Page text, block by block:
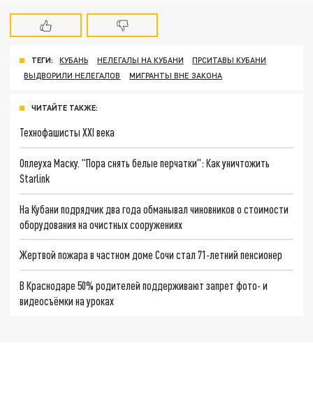
ТЕГИ: КУБАНЬ НЕЛЕГАЛЫ НА КУБАНИ
ПРСИТАВЫ КУБАНИ
ВЫДВОРИЛИ НЕЛЕГАЛОВ
МИГРАНТЫ ВНЕ ЗАКОНА
ЧИТАЙТЕ ТАКЖЕ:
Технофашисты XXI века
Оплеуха Маску. "Пора снять белые перчатки": Как уничтожить
Starlink
На Кубани подрядчик два года обманывал чиновников о стоимости
оборудования на очистных сооружениях
Жертвой пожара в частном доме Сочи стал 71-летний пенсионер
В Краснодаре 50% родителей поддерживают запрет фото- и
видеосъёмки на уроках